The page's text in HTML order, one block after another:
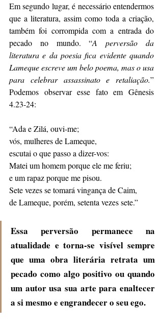
Em segundo lugar, é necessário entendermos
que a literatura, assim como toda a criação,
também foi corrompida com a entrada do
pecado no mundo. “A perversão da
literatura e da poesia fica evidente quando
Lameque escreve um belo poema, mas o usa
para celebrar assassinato e retaliação.”
Podemos observar esse fato em Gênesis
4.23-24:
“Ada e Zilá, ouvi-me;
vós, mulheres de Lameque,
escutai o que passo a dizer-vos:
Matei um homem porque ele me feriu;
e um rapaz porque me pisou.
Sete vezes se tomará vingança de Caim,
de Lameque, porém, setenta vezes sete.”
Essa perversão permanece na
atualidade e torna-se visível sempre
que uma obra literária retrata um
pecado como algo positivo ou quando
um autor usa sua arte para enaltecer
a si mesmo e engrandecer o seu ego.